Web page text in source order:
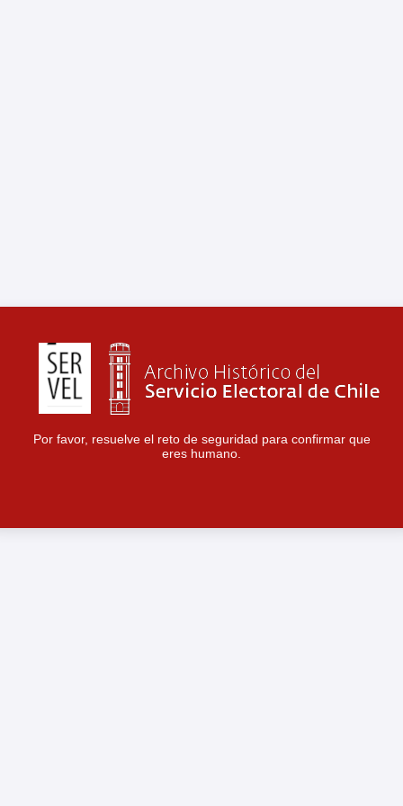
Por favor, resuelve el reto de seguridad para confirmar que
eres humano.